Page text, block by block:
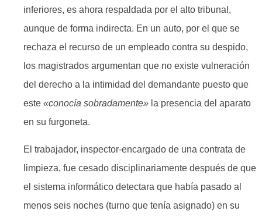
inferiores, es ahora respaldada por el alto tribunal,
aunque de forma indirecta. En un auto, por el que se
rechaza el recurso de un empleado contra su despido,
los magistrados argumentan que no existe vulneración
del derecho a la intimidad del demandante puesto que
este «conocía sobradamente» la presencia del aparato
en su furgoneta.
El trabajador, inspector-encargado de una contrata de
limpieza, fue cesado disciplinariamente después de que
el sistema informático detectara que había pasado al
menos seis noches (turno que tenía asignado) en su